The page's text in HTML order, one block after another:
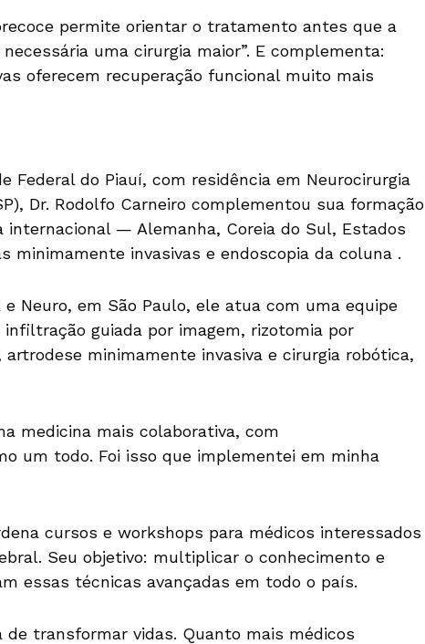
permite orientar o tratamento antes que a
uma cirurgia maior”. E complementa:
oferecem recuperação funcional muito mais
Federal do Piauí, com residência em Neurocirurgia
Dr. Rodolfo Carneiro complementou sua formação
— Alemanha, Coreia do Sul, Estados
invasivas e endoscopia da coluna .
Neuro, em São Paulo, ele atua com uma equipe
guiada por imagem, rizotomia por
minimamente invasiva e cirurgia robótica,
medicina mais colaborativa, com
um todo. Foi isso que implementei em minha
cursos e workshops para médicos interessados
Seu objetivo: multiplicar o conhecimento e
essas técnicas avançadas em todo o país.
transformar vidas. Quanto mais médicos